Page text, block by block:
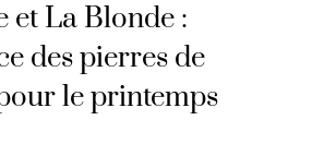
et La Blonde :
des pierres de
le printemps